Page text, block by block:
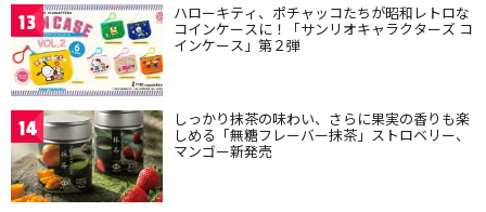
13 ハローキティ、ポチャッコたちが昭和レトロな
コインケースに！「サンリオキャラクターズ コ
インケース」第２弾
14 しっかり抹茶の味わい、さらに果実の香りも楽
しめる「無糖フレーバー抹茶」ストロベリー、
マンゴー新発売